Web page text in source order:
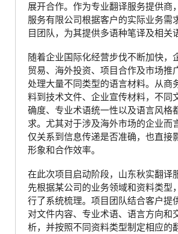
展开合作。作为专业翻译服务提供商
服务有限公司根据客户的实际业务需
目团队，为其提供多语种笔译及相关
随着企业国际化经营步伐不断加快，
贸易、海外投资、项目合作及市场推
处理大量不同类型的语言材料。从商
料到技术文件、企业宣传材料，不同
确度、专业术语统一性以及语言风格
求。尤其对于涉及海外市场的企业而
仅关系到信息传递是否准确，也直接
形象和合作效率。
在此次项目启动阶段，山东秋实翻译
先根据某公司的业务领域和资料类型
行了系统梳理。项目团队结合客户提
对文件内容、专业术语、语言方向和
析，并按照不同资料类型制定相应的